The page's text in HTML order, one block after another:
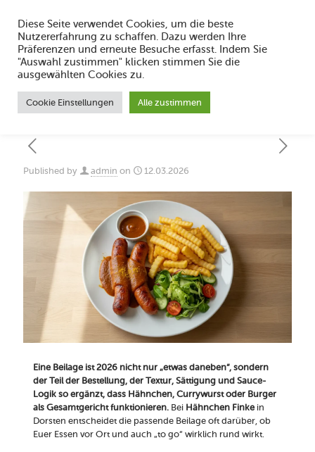
Welche Beilage passt zu Currywurst
Published by admin on 12.03.2026
Eine Beilage ist 2026 nicht nur „etwas daneben“, sondern
der Teil der Bestellung, der Textur, Sättigung und Sauce-
Logik so ergänzt, dass Hähnchen, Currywurst oder Burger
als Gesamtgericht funktionieren.Bei Hähnchen Finkein
Dorsten entscheidet die passende Beilage oft darüber, ob
Euer Essen vor Ort und auch „to go“ wirklich rund wirkt.
Diese Seite verwendet Cookies, um die beste
Nutzererfahrung zu schaffen. Dazu werden Ihre
Präferenzen und erneute Besuche erfasst. Indem Sie
"Auswahl zustimmen" klicken stimmen Sie die
ausgewählten Cookies zu.
Cookie Einstellungen Alle zustimmen